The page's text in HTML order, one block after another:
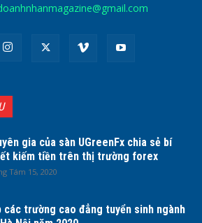
gia của sàn UGreenFx chia sẻ bí
kiếm tiền trên thị trường forex
Tám 15, 2020
các trường cao đẳng tuyển sinh ngành